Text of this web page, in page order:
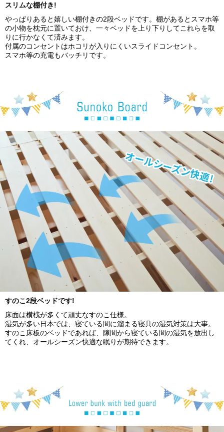
スリムな棚付き!
やっぱりあると嬉しい棚付きの2段ベッドです。棚があるとスマホ等
の小物を枕元に置いておけ、一々ベッドを上り下りしてこれらを取
りに行かなくて済みます。
付属のコンセントはホコリが入りにくいスライドコンセント。
スマホ等の充電もバッチリです。
すのこ2段ベッドです!
床面は横桟が多くて頑丈なすのこ仕様。
湿気が多い日本では、寝ている間に溜まる寝具の湿気対策は大事。
すのこ床板のベッドであれば、隙間から寝ている間の湿気を放出し
てくれ、オールシーズン快適な眠りが期待できます。